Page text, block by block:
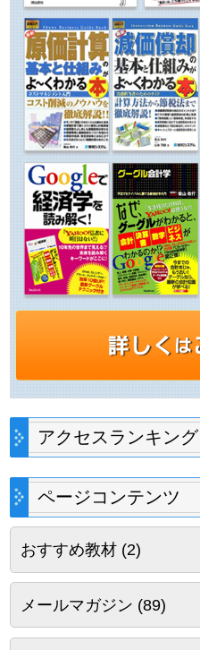
アクセスランキング
ページコンテンツ
おすすめ教材(2)
メールマガジン (89)